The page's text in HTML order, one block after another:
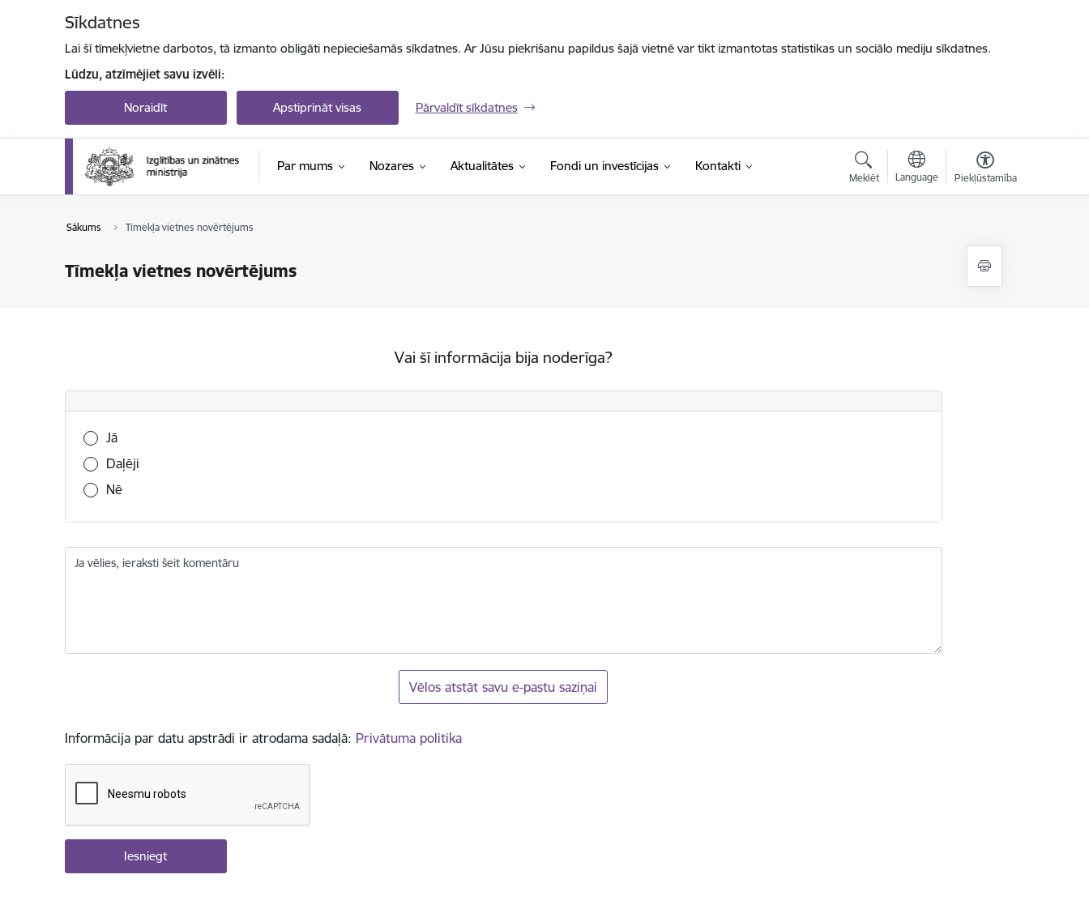
Sīkdatnes
Lai šī tīmekļvietne darbotos, tā izmanto obligāti nepieciešamās sīkdatnes. Ar Jūsu piekrišanu papildus šajā vietnē var tikt izmantotas statistikas un sociālo mediju sīkdatnes.
Lūdzu, atzīmējiet savu izvēli:
Noraidīt Apstiprināt visas Pārvaldīt sīkdatnes
Par mums Nozares Aktualitātes Fondi un investīcijas Kontakti
Meklēt Language Piekļūstamība
Sākums Tīmekļa vietnes novērtējums
Tīmekļa vietnes novērtējums
Vai šī informācija bija noderīga?
Vai šī informācija bija noderīga?
Jā
Daļēji
Nē
Ja vēlies, ieraksti šeit komentāru
Vēlos atstāt savu e-pastu saziņai
Informācija par datu apstrādi ir atrodama sadaļā: Privātuma politika